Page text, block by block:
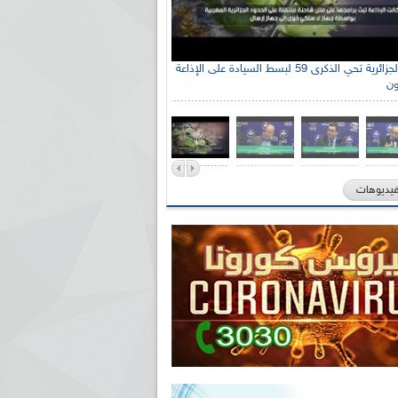
الإذاعة الجزائرية تحي الذكرى 59 لبسط السيادة على الإذاعة